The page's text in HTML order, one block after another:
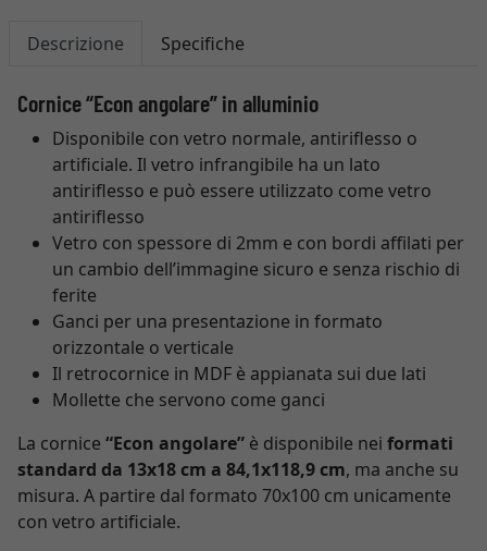
Descrizione Specifiche
Cornice “Econ angolare” in alluminio
Disponibile con vetro normale, antiriflesso o
artificiale. Il vetro infrangibile ha un lato
antiriflesso e può essere utilizzato come vetro
antiriflesso
Vetro con spessore di 2mm e con bordi affilati per
un cambio dell’immagine sicuro e senza rischio di
ferite
Ganci per una presentazione in formato
orizzontale o verticale
Il retrocornice in MDF è appianata sui due lati
Mollette che servono come ganci
La cornice “Econ angolare” è disponibile nei formati
standard da 13x18 cm a 84,1x118,9 cm, ma anche su
misura. A partire dal formato 70x100 cm unicamente
con vetro artificiale.